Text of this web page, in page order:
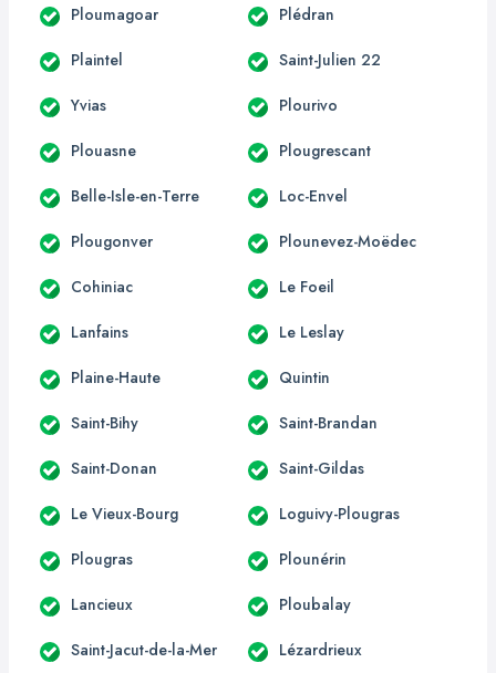
Ploumagoar Plédran
Plaintel Saint-Julien 22
Yvias Plourivo
Plouasne Plougrescant
Belle-Isle-en-Terre Loc-Envel
Plougonver Plounevez-Moëdec
Cohiniac Le Foeil
Lanfains Le Leslay
Plaine-Haute Quintin
Saint-Bihy Saint-Brandan
Saint-Donan Saint-Gildas
Le Vieux-Bourg Loguivy-Plougras
Plougras Plounérin
Lancieux Ploubalay
Saint-Jacut-de-la-Mer Lézardrieux